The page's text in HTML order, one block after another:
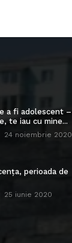
a fi adolescent –
te iau cu mine...
24 noiembrie 2020
perioada de
25 iunie 2020